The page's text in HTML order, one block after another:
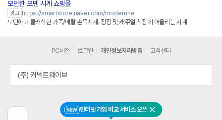
모던한 모덴 시계 쇼핑몰
광고 https://smartstore.naver.com/modernne
모던하고 클래식한 가죽/메탈 손목시계. 정장 및 캐주얼 착장에 어울리는 시계
NEW 인터넷 가입 비교 서비스 오픈 닫기
PC버전 로그인 개인정보처리방침 고객센터
(주) 커넥트웨이브